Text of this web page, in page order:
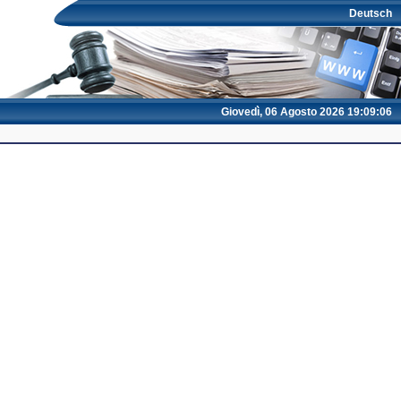
Deutsch
Giovedì, 06 Agosto 2026 19:09:06